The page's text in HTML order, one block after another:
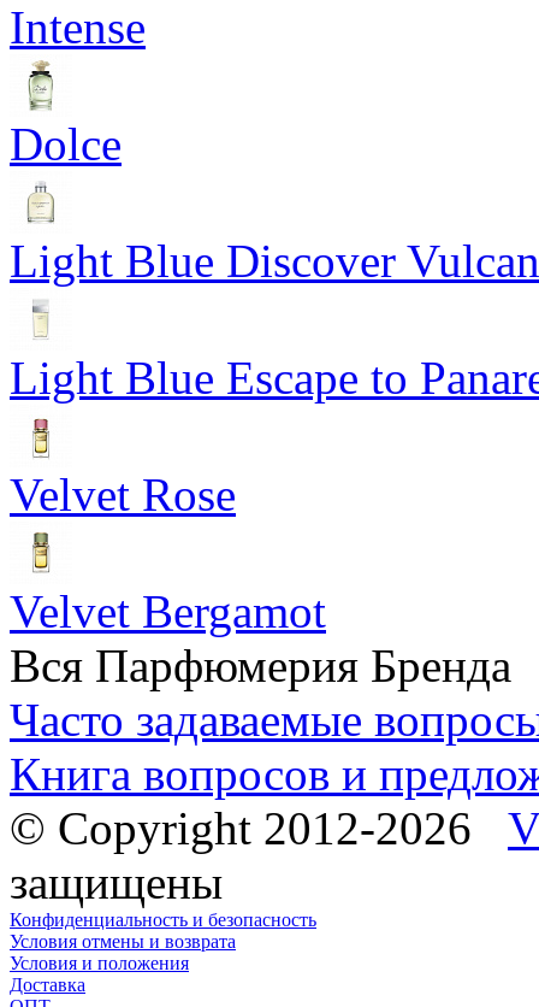
Intense
Dolce
Light Blue Discover
Light Blue Escape to
Velvet Rose
Velvet Bergamot
Вся Парфюмерия Бренда
Часто задаваемые
Книга вопросов и
© Copyright 2012-2026
защищены
Конфиденциальность и безопасность
Условия отмены и возврата
Условия и положения
Доставка